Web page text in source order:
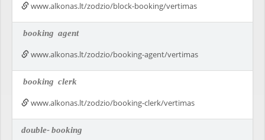
www.alkonas.lt/zodzio/block-booking/vertimas
booking agent
www.alkonas.lt/zodzio/booking-agent/vertimas
booking clerk
www.alkonas.lt/zodzio/booking-clerk/vertimas
double-booking